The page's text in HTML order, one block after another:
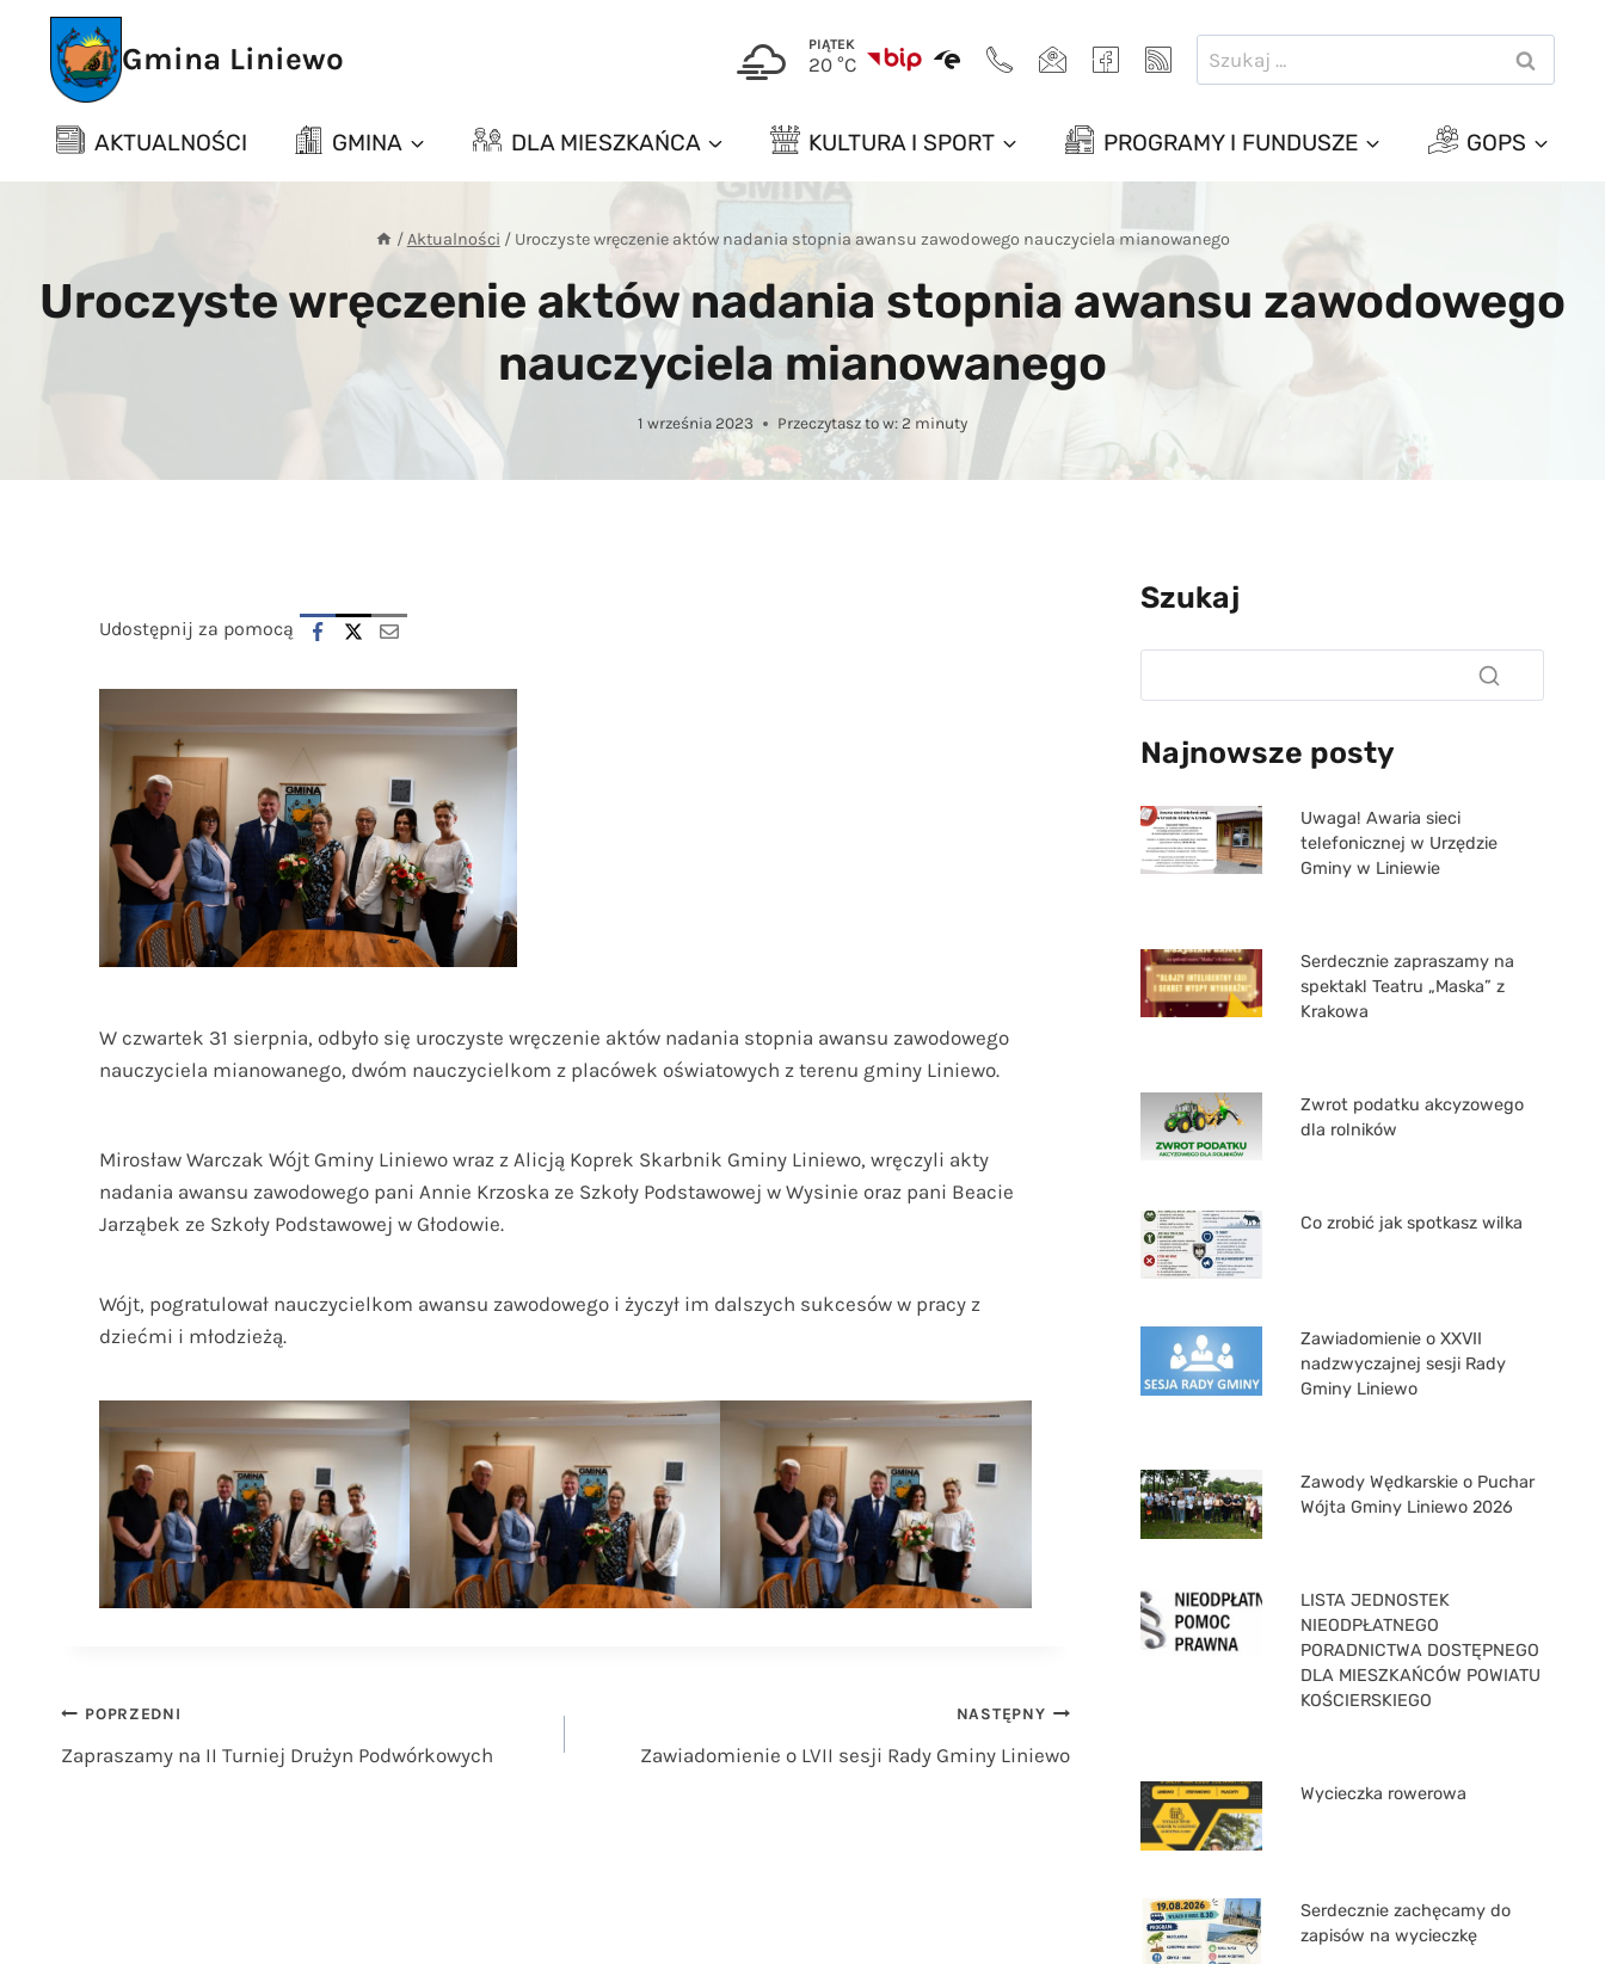
Przejdź
treści
Gmina Liniewo PIĄTEK
20 °C
Szukaj:
AKTUALNOŚCI GMINA DLA MIESZKAŃCA KULTURA I SPORT PROGRAMY I FUNDUSZE GOPS
/Aktualności / Uroczyste wręczenie aktów nadania stopnia awansu zawodowego nauczyciela mianowanego
Uroczyste wręczenie aktów nadania stopnia awansu zawodowego
nauczyciela mianowanego
1 września 2023 Przeczytasz to w: 2 minuty
Udostępnij za pomocą
W czwartek 31 sierpnia, odbyło się uroczyste wręczenie aktów nadania stopnia awansu zawodowego
nauczyciela mianowanego, dwóm nauczycielkom z placówek oświatowych z terenu gminy Liniewo.
Mirosław Warczak Wójt Gminy Liniewo wraz z Alicją Koprek Skarbnik Gminy Liniewo, wręczyli akty
nadania awansu zawodowego pani Annie Krzoska ze Szkoły Podstawowej w Wysinie oraz pani Beacie
Jarząbek ze Szkoły Podstawowej w Głodowie.
Wójt, pogratulował nauczycielkom awansu zawodowego i życzył im dalszych sukcesów w pracy z
dziećmi i młodzieżą.
Nawigacja
POPRZEDNI
Zapraszamy na II Turniej Drużyn Podwórkowych
NASTĘPNY
Zawiadomienie o LVII sesji Rady Gminy Liniewo
Szukaj
Najnowsze posty
Uwaga! Awaria sieci
telefonicznej w Urzędzie
Gminy w Liniewie
Serdecznie zapraszamy na
spektakl Teatru „Maska” z
Krakowa
Zwrot podatku akcyzowego
dla rolników
Co zrobić jak spotkasz wilka
Zawiadomienie o XXVII
nadzwyczajnej sesji Rady
Gminy Liniewo
Zawody Wędkarskie o Puchar
Wójta Gminy Liniewo 2026
LISTA JEDNOSTEK
NIEODPŁATNEGO
PORADNICTWA DOSTĘPNEGO
DLA MIESZKAŃCÓW POWIATU
KOŚCIERSKIEGO
Wycieczka rowerowa
Serdecznie zachęcamy do
zapisów na wycieczkę